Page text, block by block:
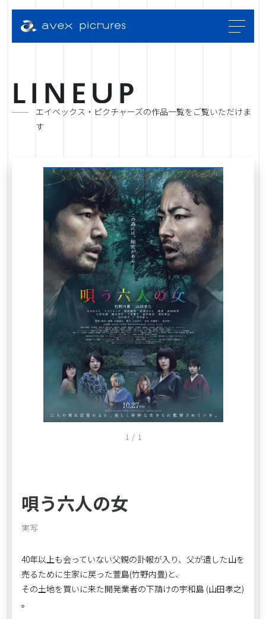
N E P
エイベックス・ピクチャーズの作品一覧をご覧いただけま
す
唄う六人の女
実写
40年以上も会っていない父親の訃報が入り、父が遺した山を
売るために生家に戻った萱島(竹野内豊)と、
その土地を買いに来た開発業者の下請けの宇和島 (山田孝之)
。
1 / 1